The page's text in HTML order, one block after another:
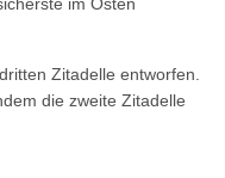
im Osten
Zitadelle entworfen.
die zweite Zitadelle